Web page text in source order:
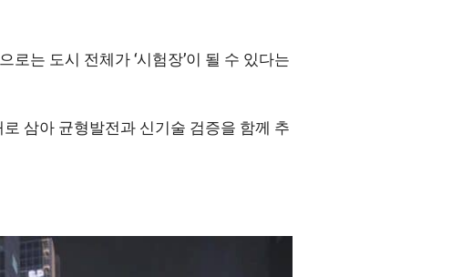
는 도시 전체가 ‘시험장’이 될 수 있다는
삼아 균형발전과 신기술 검증을 함께 추